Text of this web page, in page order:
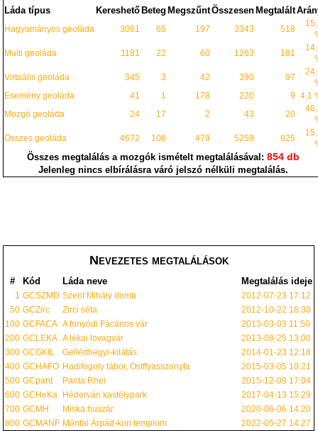
Láda típus KereshetőBeteg MegszűntÖsszesenMegtalált
Hagyományos geoláda 3081 65 197 3343 518
Multi geoláda
1181 22 60 1263 181
Virtuális geoláda
345 3 42 390 97
Esemény geoláda
41 1 178 220 9 4,1
Mozgó geoláda
24 17 2 43 20
Összes geoláda
4672 108 479 5259 825
Összes megtalálás a mozgók ismételt megtalálásával:854 db
Jelenleg nincs elbírálásra váró jelszó nélküli megtalálás.
Nevezetes megtalálások
# Kód Láda neve Megtalálás ideje
1 GCSZMD Szent Mihály domb
2012-07-23 17:12
50 GCZirc Zirci séta
2012-10-22 18:30
100 GCFACA A fonyódi Fácános vár
2013-03-03 11:50
200 GCLEKA A lékai lovagvár
2013-08-25 13:00
300 GCGKIL Gellérthegyi-kilátás
2014-01-23 12:18
400 GCHAFO Hadifogoly tábor, Ostffyasszonyfa
2015-03-05 10:21
500 GCpant Panta Rhei
2015-12-09 17:04
600 GCHeKa Hédervári kastélypark
2017-04-13 15:29
700 GCMH Miska huszár
2020-06-06 14:20
800 GCMANF Mánfai Árpád-kori templom 2022-05-27 14:27